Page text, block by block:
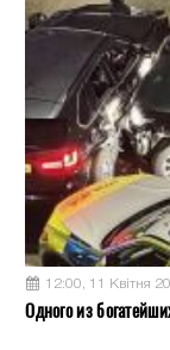
12:00, 11 Квітня
Одного из